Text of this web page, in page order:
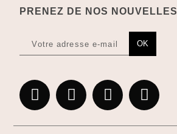
PRENEZ DE NOS NOUVELLES
OK